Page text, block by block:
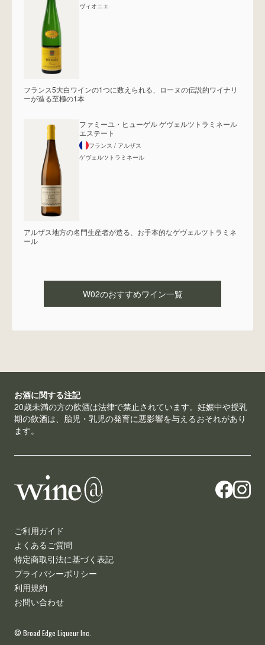
ヴィオニエ
フランス5大白ワインの1つに数えられる、ローヌの伝説的ワイナリ
ーが造る至極の1本
ファミーユ・ヒューゲル ゲヴェルツトラミネール
エステート
フランス / アルザス
ゲヴェルツトラミネール
アルザス地方の名門生産者が造る、お手本的なゲヴェルツトラミネ
ール
W02のおすすめワイン一覧
お酒に関する注記
20歳未満の方の飲酒は法律で禁止されています。妊娠中や授乳
期の飲酒は、胎児・乳児の発育に悪影響を与えるおそれがあり
ます。
ご利用ガイド
よくあるご質問
特定商取引法に基づく表記
プライバシーポリシー
利用規約
お問い合わせ
© Broad Edge Liqueur Inc.